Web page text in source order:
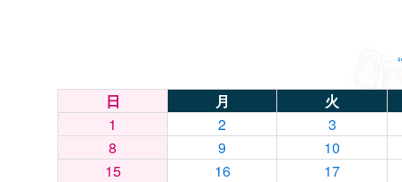
日 月
火
1
2
3
8
9
10
15
16
17